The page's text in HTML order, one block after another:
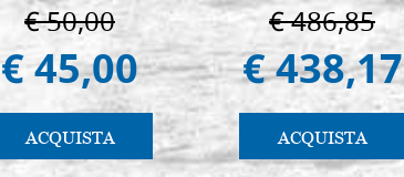
€ 50,00
€ 45,00
ACQUISTA
€ 486,85
€ 438,17
ACQUISTA